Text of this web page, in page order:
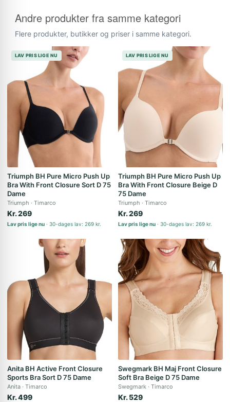
Andre produkter fra samme kategori
Flere produkter, butikker og priser i samme kategori.
LAV PRIS LIGE NU
Triumph BH Pure Micro Push Up
Bra With Front Closure Sort D 75
Dame
Triumph Timarco
Kr. 269
Lav pris lige nu 30-dages lav: 269 kr.
LAV PRIS LIGE NU
Triumph BH Pure Micro Push Up
Bra With Front Closure Beige D
75 Dame
Triumph Timarco
Kr. 269
Lav pris lige nu 30-dages lav: 269 kr.
Anita BH Active Front Closure
Sports Bra Sort D 75 Dame
Anita Timarco
Kr. 499
Swegmark BH Maj Front Closure
Soft Bra Beige D 75 Dame
Swegmark Timarco
Kr. 529